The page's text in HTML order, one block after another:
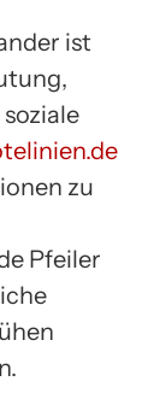
ist
zu
Pfeiler